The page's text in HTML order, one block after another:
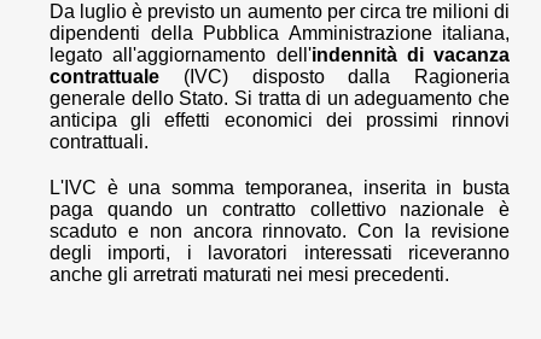
Da luglio è previsto un aumento per circa tre milioni di
dipendenti della Pubblica Amministrazione italiana,
legato all'aggiornamento dell'indennità di vacanza
contrattuale (IVC) disposto dalla Ragioneria
generale dello Stato. Si tratta di un adeguamento che
anticipa gli effetti economici dei prossimi rinnovi
contrattuali.
L'IVC è una somma temporanea, inserita in busta
paga quando un contratto collettivo nazionale è
scaduto e non ancora rinnovato. Con la revisione
degli importi, i lavoratori interessati riceveranno
anche gli arretrati maturati nei mesi precedenti.